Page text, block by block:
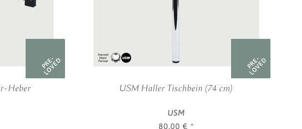
PRE-
LOVED
Heber
PRE-
LOVED
USM Haller Tischbein (74 cm)
USM
80,00 € *